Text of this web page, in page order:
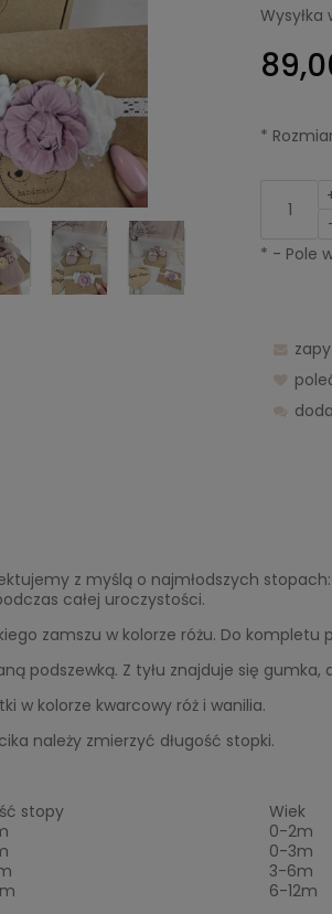
Wysyłka
*
* - Pole
z myślą o najmłodszych
całej uroczystości.
zamszu w kolorze różu. Do
podszewką. Z tyłu znajduje się gumka,
w kolorze kwarcowy róż i wanilia.
należy zmierzyć długość stopki.
stopy
Wiek
0-2m
0-3m
3-6m
6-12m